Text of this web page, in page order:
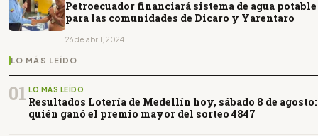
Petroecuador financiará sistema de agua potable
para las comunidades de Dicaro y Yarentaro
26 de abril, 2024
LO MÁS LEÍDO
01 LO MÁS LEÍDO
Resultados Lotería de Medellín hoy, sábado 8 de agosto:
quién ganó el premio mayor del sorteo 4847